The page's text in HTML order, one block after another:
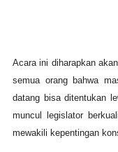
Acara ini diharapkan
semua orang bahwa
datang bisa ditentukan
muncul legislator
mewakili kepentingan